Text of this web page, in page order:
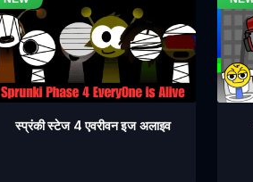
स्प्रंकी स्टेज 4 एवरीवन इज अलाइव